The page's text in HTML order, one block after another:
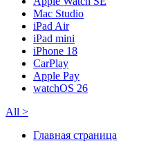
Mac Studio
iPad Air
iPad mini
iPhone 18
CarPlay
Apple Pay
watchOS 26
All >
Главная страница